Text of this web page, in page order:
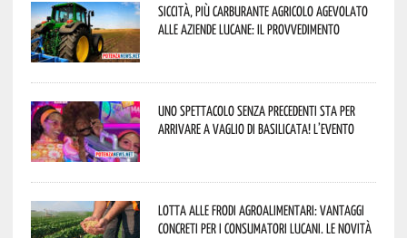
Siccità, più carburante agricolo agevolato
alle aziende lucane: il provvedimento
Uno spettacolo senza precedenti sta per
arrivare a Vaglio di Basilicata! L’evento
Lotta alle frodi agroalimentari: vantaggi
concreti per i consumatori lucani. Le novità